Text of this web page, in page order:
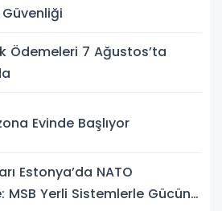
Ödemeleri 7 Ağustos’ta
Evinde Başlıyor
Estonya’da NATO
MSB Yerli Sistemlerle Gücünü